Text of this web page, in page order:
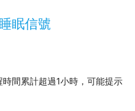
眠信號
間累計超過1小時，可能提示